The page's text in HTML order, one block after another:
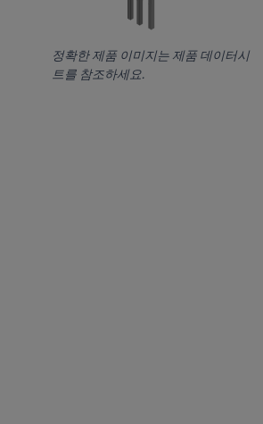
정확한 제품 이미지는 제품 데이터시
트를 참조하세요.